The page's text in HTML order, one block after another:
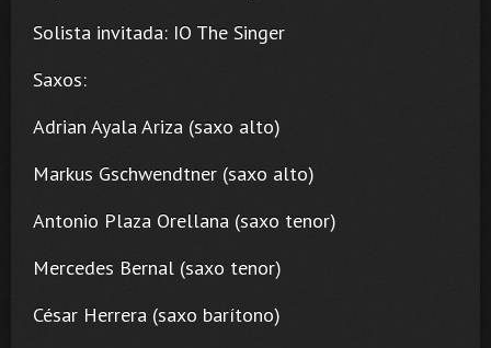
Solista invitada: IO The Singer
Saxos:
Adrian Ayala Ariza (saxo alto)
Markus Gschwendtner (saxo alto)
Antonio Plaza Orellana (saxo tenor)
Mercedes Bernal (saxo tenor)
César Herrera (saxo barítono)